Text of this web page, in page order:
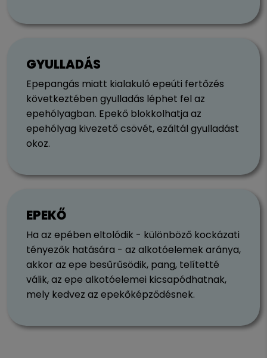
GYULLADÁS
Epepangás miatt kialakuló epeúti fertőzés
következtében gyulladás léphet fel az
epehólyagban. Epekő blokkolhatja az
epehólyag kivezető csövét, ezáltál gyulladást
okoz.
EPEKŐ
Ha az epében eltolódik - különböző kockázati
tényezők hatására - az alkotóelemek aránya,
akkor az epe besűrűsödik, pang, telítetté
válik, az epe alkotóelemei kicsapódhatnak,
mely kedvez az epekőképződésnek.